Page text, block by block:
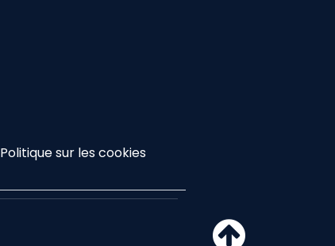
Politique sur les cookies